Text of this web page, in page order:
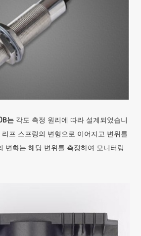
는 각도 측정 원리에 따라 설계되었습니
프 스프링의 변형으로 이어지고 변위를
변화는 해당 변위를 측정하여 모니터링